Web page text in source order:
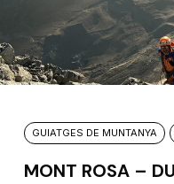
GUIATGES DE MUNTANYA
MONT ROSA –